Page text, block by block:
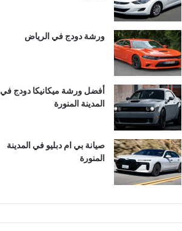
ورشة دودج في الرياض
أفضل ورشة ميكانيكا دودج في
المدينة المنورة
صيانة بي ام دبليو في المدينة
المنورة